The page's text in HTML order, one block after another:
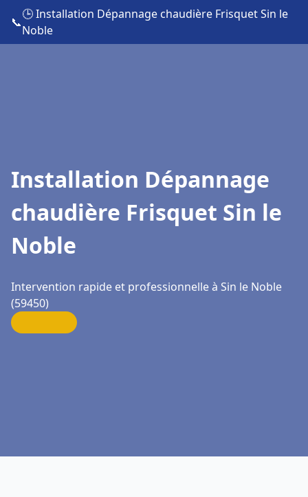
📞
🕒 Installation Dépannage chaudière Frisquet Sin le
Noble
Installation Dépannage
chaudière Frisquet Sin le
Noble
Intervention rapide et professionnelle à Sin le Noble
(59450)